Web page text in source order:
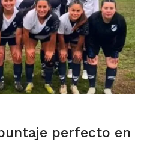
perfecto en